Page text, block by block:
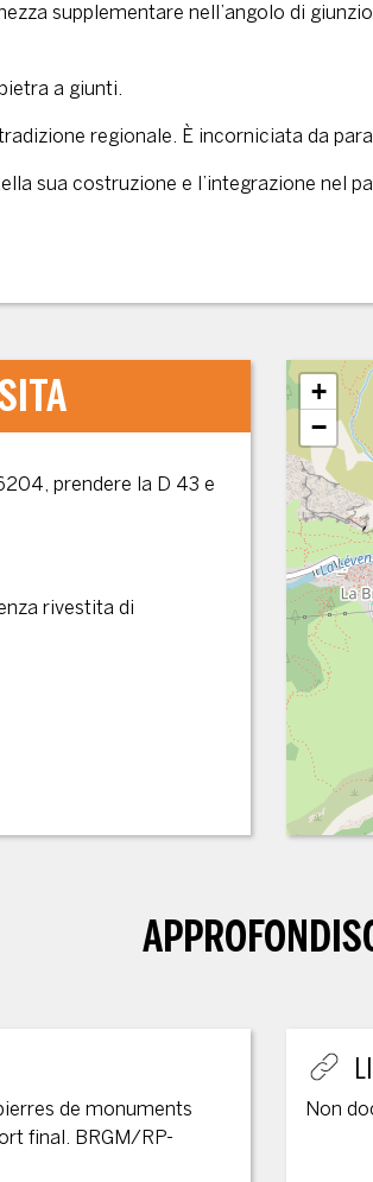
supplementare nell’angolo di
a giunti.
regionale. È incorniciata da
sua costruzione e l’integrazione nel
prendere la D 43 e
rivestita di
+
−
de monuments
final. BRGM/RP-
Non